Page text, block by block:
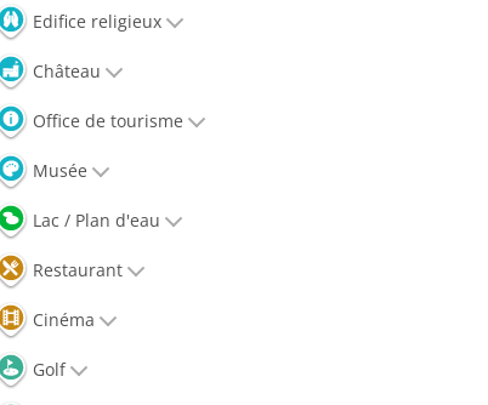
Edifice religieux
Château
Office de tourisme
Musée
Lac / Plan d'eau
Restaurant
Cinéma
Golf